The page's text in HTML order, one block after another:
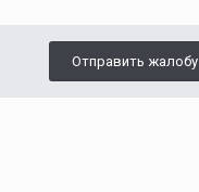
Отправить жалобу